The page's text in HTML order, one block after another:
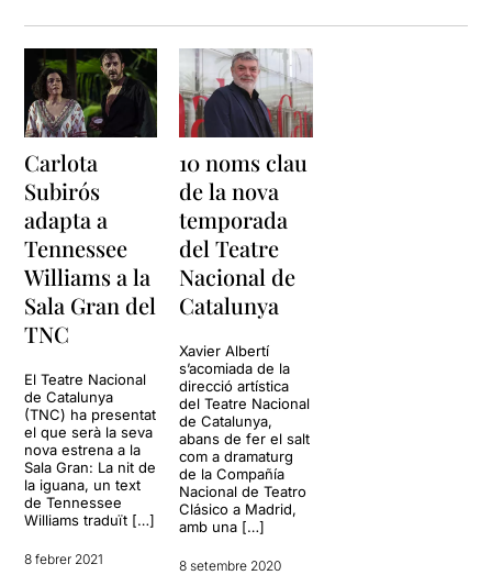
Carlota
Subirós
adapta a
Tennessee
Williams a la
Sala Gran del
TNC
El Teatre Nacional
de Catalunya
(TNC) ha presentat
el que serà la seva
nova estrena a la
Sala Gran: La nit de
la iguana, un text
de Tennessee
Williams traduït […]
8 febrer 2021
10 noms clau
de la nova
temporada
del Teatre
Nacional de
Catalunya
Xavier Albertí
s’acomiada de la
direcció artística
del Teatre Nacional
de Catalunya,
abans de fer el salt
com a dramaturg
de la Compañía
Nacional de Teatro
Clásico a Madrid,
amb una […]
8 setembre 2020